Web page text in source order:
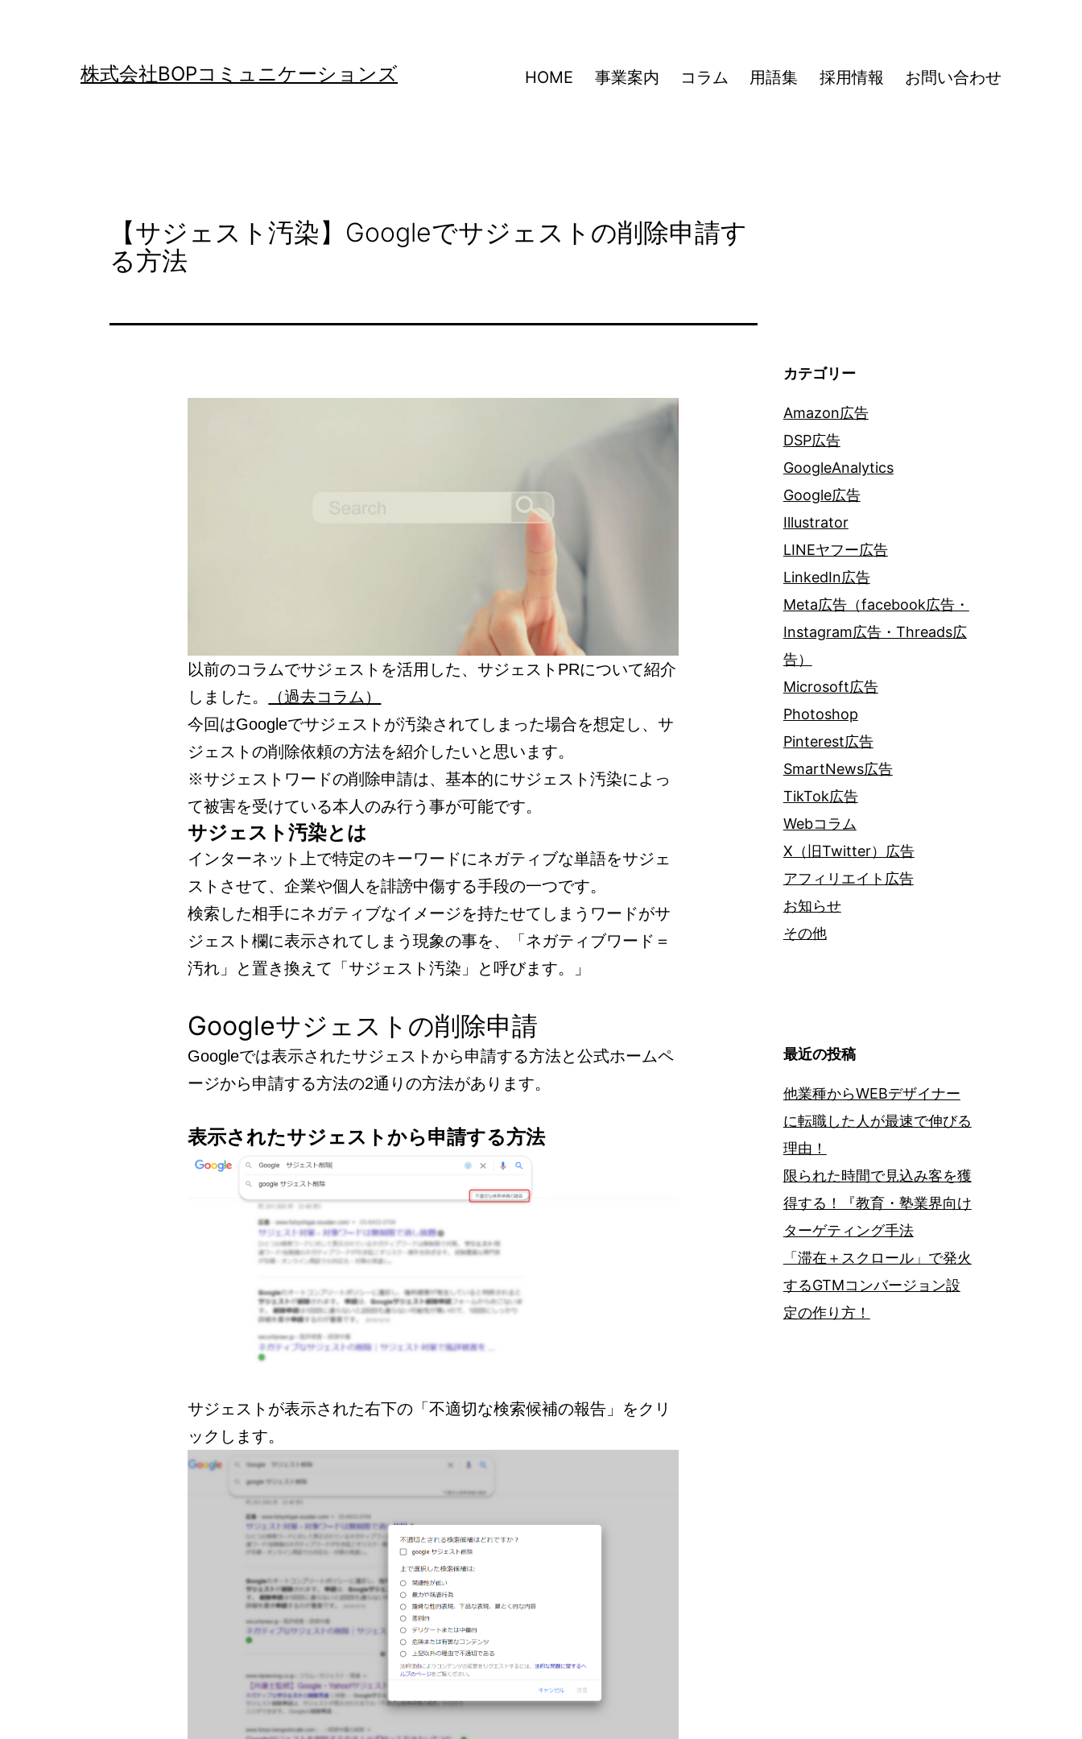
株式会社BOPコミュニケーションズ HOME 事業案内 コラム 用語集 採用情報 お問い合わせ
【サジェスト汚染】Googleでサジェストの削除申請す
る方法
以前のコラムでサジェストを活用した、サジェストPRについて紹介
しました。
（過去コラム）
今回はGoogleでサジェストが汚染されてしまった場合を想定し、サ
ジェストの削除依頼の方法を紹介したいと思います。
※サジェストワードの削除申請は、基本的にサジェスト汚染によっ
て被害を受けている本人のみ行う事が可能です。
サジェスト汚染とは
インターネット上で特定のキーワードにネガティブな単語をサジェ
ストさせて、企業や個人を誹謗中傷する手段の一つです。
検索した相手にネガティブなイメージを持たせてしまうワードがサ
ジェスト欄に表示されてしまう現象の事を、「ネガティブワード＝
汚れ」と置き換えて「サジェスト汚染」と呼びます。」
Googleサジェストの削除申請
Googleでは表示されたサジェストから申請する方法と公式ホームペ
ージから申請する方法の2通りの方法があります。
表示されたサジェストから申請する方法
サジェストが表示された右下の「不適切な検索候補の報告」をクリ
ックします。
カテゴリー
Amazon広告
DSP広告
GoogleAnalytics
Google広告
Illustrator
LINEヤフー広告
LinkedIn広告
Meta広告（facebook広告・
Instagram広告・Threads広
告）
Microsoft広告
Photoshop
Pinterest広告
SmartNews広告
TikTok広告
Webコラム
X（旧Twitter）広告
アフィリエイト広告
お知らせ
その他
最近の投稿
他業種からWEBデザイナー
に転職した人が最速で伸びる
理由！
限られた時間で見込み客を獲
得する！『教育・塾業界向け
ターゲティング手法
「滞在＋スクロール」で発火
するGTMコンバージョン設
定の作り方！